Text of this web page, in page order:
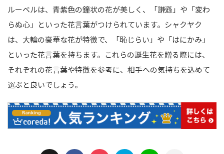
ルーベルは、青紫色の鐘状の花が美しく、「謙遜」や「変わ
らぬ心」といった花言葉がつけられています。シャクヤク
は、大輪の豪華な花が特徴で、「恥じらい」や「はにかみ」
といった花言葉を持ちます。これらの誕生花を贈る際には、
それぞれの花言葉や特徴を参考に、相手への気持ちを込めて
選ぶと良いでしょう。